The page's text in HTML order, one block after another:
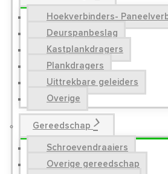
Hoekverbinders-
Deurspanbeslag
Kastplankdragers
Plankdragers
Uittrekbare geleiders
Overige
Gereedschap
Schroevendraaiers
Overige gereedschap